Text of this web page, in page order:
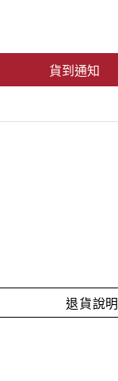
貨到通知
退貨說明